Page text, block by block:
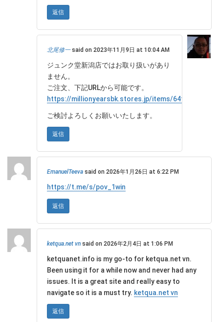
返信
北尾修一said on 2023年11月9日 at 10:04 AM
ジュンク堂新潟店ではお取り扱いがあり
ません。
ご注文、下記URLから可能です。
https://millionyearsbk.stores.jp/items/
ご検討よろしくお願いいたします。
返信
EmanuelTeeva said on 2026年1月26日 at 6:22 PM
https://t.me/s/pov_1win
返信
ketqua.net vn said on 2026年2月4日 at 1:06 PM
ketquanet.info is my go-to for ketqua.net vn.
Been using it for a while now and never had any
issues. It is a great site and really easy to
navigate so it is a must try. ketqua.net vn
返信